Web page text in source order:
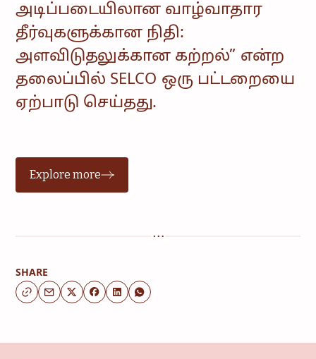
அடிப்படையிலான வாழ்வாதார
தீர்வுகளுக்கான நிதி:
அளவிடுதலுக்கான கற்றல்” என்ற
தலைப்பில் SELCO ஒரு பட்டறையை
ஏற்பாடு செய்தது.
Explore more
SHARE